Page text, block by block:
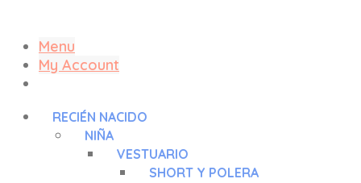
Menu
My Account
RECIÉN NACIDO
NIÑA
VESTUARIO
SHORT Y POLERA